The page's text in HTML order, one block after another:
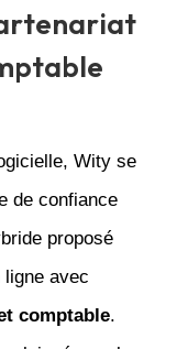
Wity se
de confiance
proposé
ligne avec
comptable.